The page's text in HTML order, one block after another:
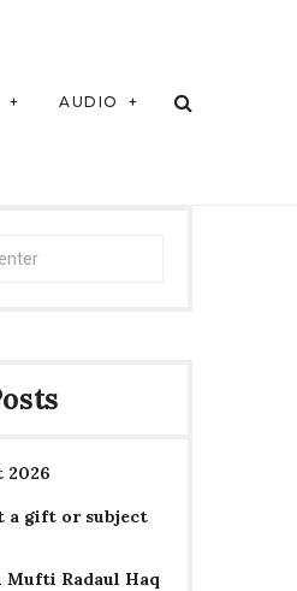
AUDIO
2026
a gift or subject
Mufti Radaul Haq